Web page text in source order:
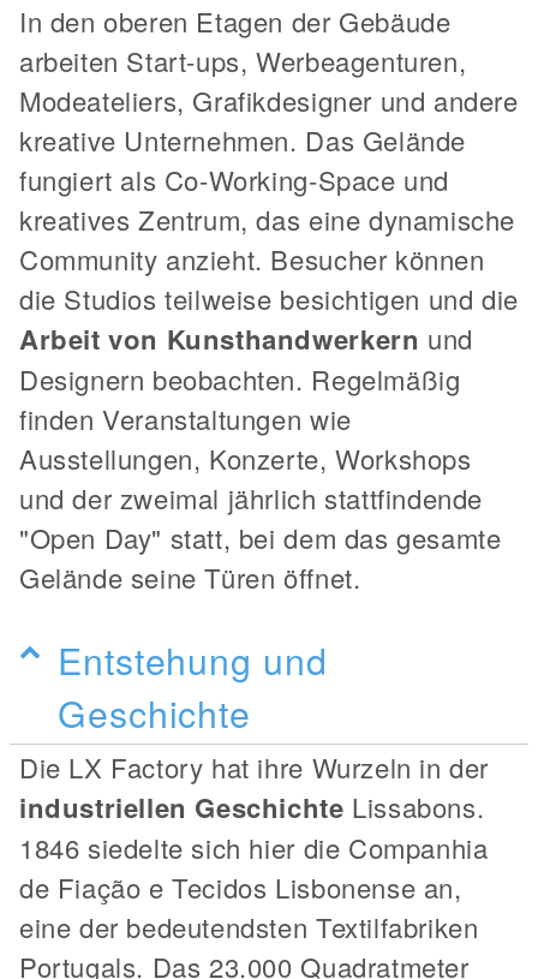
In den oberen Etagen der Gebäude
arbeiten Start-ups, Werbeagenturen,
Modeateliers, Grafikdesigner und andere
kreative Unternehmen. Das Gelände
fungiert als Co-Working-Space und
kreatives Zentrum, das eine dynamische
Community anzieht. Besucher können
die Studios teilweise besichtigen und die
Arbeit von Kunsthandwerkern und
Designern beobachten. Regelmäßig
finden Veranstaltungen wie
Ausstellungen, Konzerte, Workshops
und der zweimal jährlich stattfindende
"Open Day" statt, bei dem das gesamte
Gelände seine Türen öffnet.
Entstehung und
Geschichte
Die LX Factory hat ihre Wurzeln in der
industriellen Geschichte Lissabons.
1846 siedelte sich hier die Companhia
de Fiação e Tecidos Lisbonense an,
eine der bedeutendsten Textilfabriken
Portugals. Das 23.000 Quadratmeter